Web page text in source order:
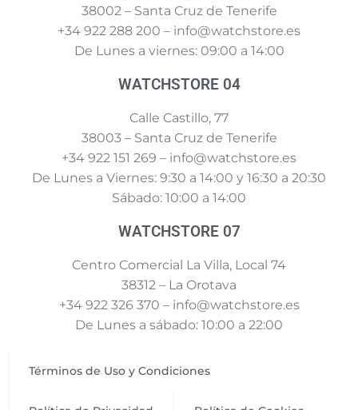
38002 – Santa Cruz de Tenerife
+34 922 288 200 – info@watchstore.es
De Lunes a viernes: 09:00 a 14:00
WATCHSTORE 04
Calle Castillo, 77
38003 – Santa Cruz de Tenerife
+34 922 151 269 – info@watchstore.es
De Lunes a Viernes: 9:30 a 14:00 y 16:30 a 20:30
Sábado: 10:00 a 14:00
WATCHSTORE 07
Centro Comercial La Villa, Local 74
38312 – La Orotava
+34 922 326 370 – info@watchstore.es
De Lunes a sábado: 10:00 a 22:00
Términos de Uso y Condiciones